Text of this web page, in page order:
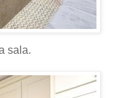
sala.